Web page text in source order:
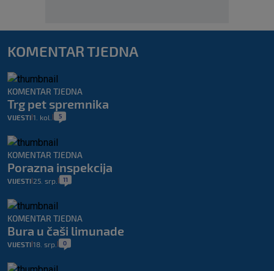
KOMENTAR TJEDNA
KOMENTAR TJEDNA
Trg pet spremnika
VIJESTI 1. kol. 5
KOMENTAR TJEDNA
Porazna inspekcija
VIJESTI 25. srp. 11
KOMENTAR TJEDNA
Bura u čaši limunade
VIJESTI 18. srp. 0